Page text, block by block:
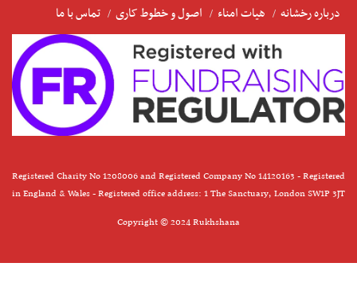
درباره رخشانه هیات امناء اصول و خطوط کاری تماس با ما
Registered Charity No 1208006 and Registered Company No 14120163 - Registered
in England & Wales - Registered office address: 1 The Sanctuary, London SW1P 3JT
Copyright © 2024 Rukhshana